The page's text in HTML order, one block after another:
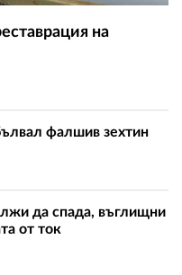
на
фалшив зехтин
да спада, въглищни
от ток